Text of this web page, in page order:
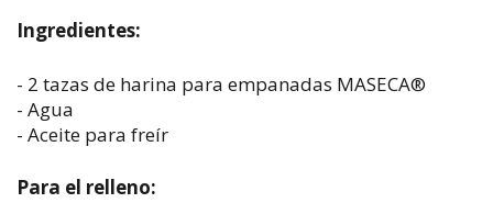
Ingredientes:
- 2 tazas de harina para empanadas MASECA®
- Agua
- Aceite para freír
Para el relleno: